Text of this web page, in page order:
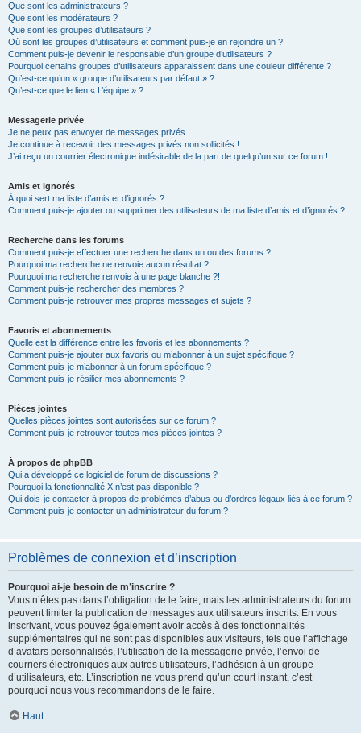
Que sont les administrateurs ?
Que sont les modérateurs ?
Que sont les groupes d’utilisateurs ?
Où sont les groupes d’utilisateurs et comment puis-je en rejoindre un ?
Comment puis-je devenir le responsable d’un groupe d’utilisateurs ?
Pourquoi certains groupes d’utilisateurs apparaissent dans une couleur différente ?
Qu’est-ce qu’un « groupe d’utilisateurs par défaut » ?
Qu’est-ce que le lien « L’équipe » ?
Messagerie privée
Je ne peux pas envoyer de messages privés !
Je continue à recevoir des messages privés non sollicités !
J’ai reçu un courrier électronique indésirable de la part de quelqu’un sur ce forum !
Amis et ignorés
À quoi sert ma liste d’amis et d’ignorés ?
Comment puis-je ajouter ou supprimer des utilisateurs de ma liste d’amis et d’ignorés ?
Recherche dans les forums
Comment puis-je effectuer une recherche dans un ou des forums ?
Pourquoi ma recherche ne renvoie aucun résultat ?
Pourquoi ma recherche renvoie à une page blanche ?!
Comment puis-je rechercher des membres ?
Comment puis-je retrouver mes propres messages et sujets ?
Favoris et abonnements
Quelle est la différence entre les favoris et les abonnements ?
Comment puis-je ajouter aux favoris ou m’abonner à un sujet spécifique ?
Comment puis-je m’abonner à un forum spécifique ?
Comment puis-je résilier mes abonnements ?
Pièces jointes
Quelles pièces jointes sont autorisées sur ce forum ?
Comment puis-je retrouver toutes mes pièces jointes ?
À propos de phpBB
Qui a développé ce logiciel de forum de discussions ?
Pourquoi la fonctionnalité X n’est pas disponible ?
Qui dois-je contacter à propos de problèmes d’abus ou d’ordres légaux liés à ce forum ?
Comment puis-je contacter un administrateur du forum ?
Problèmes de connexion et d’inscription
Pourquoi ai-je besoin de m’inscrire ?
Vous n’êtes pas dans l’obligation de le faire, mais les administrateurs du forum
peuvent limiter la publication de messages aux utilisateurs inscrits. En vous
inscrivant, vous pouvez également avoir accès à des fonctionnalités
supplémentaires qui ne sont pas disponibles aux visiteurs, tels que l’affichage
d’avatars personnalisés, l’utilisation de la messagerie privée, l’envoi de
courriers électroniques aux autres utilisateurs, l’adhésion à un groupe
d’utilisateurs, etc. L’inscription ne vous prend qu’un court instant, c’est
pourquoi nous vous recommandons de le faire.
Haut